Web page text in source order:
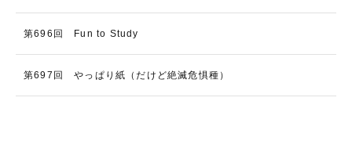
第696回 Fun to Study
第697回 やっぱり紙（だけど絶滅危惧種）